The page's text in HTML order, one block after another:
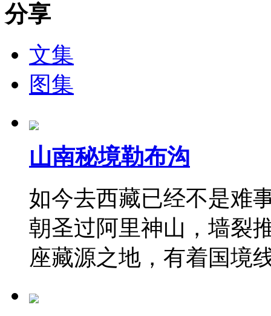
分享
文集
图集
山南秘境勒布沟
如今去西藏已经不是难
朝圣过阿里神山，墙裂
座藏源之地，有着国